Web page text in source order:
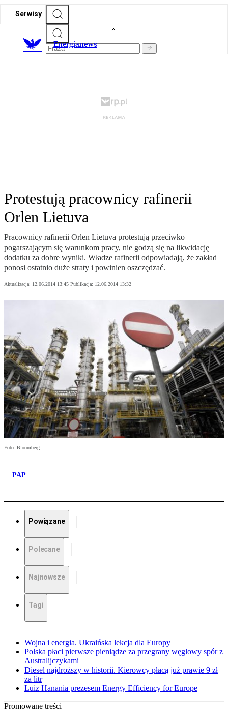
Serwisy
Energianews
Protestują pracownicy rafinerii
Orlen Lietuva
Pracownicy rafinerii Orlen Lietuva protestują przeciwko
pogarszającym się warunkom pracy, nie godzą się na likwidację
dodatku za dobre wyniki. Władze rafinerii odpowiadają, że zakład
ponosi ostatnio duże straty i powinien oszczędzać.
Aktualizacja: 12.06.2014 13:45 Publikacja: 12.06.2014 13:32
Foto: Bloomberg
PAP
Powiązane
Polecane
Najnowsze
Tagi
Wojna i energia. Ukraińska lekcja dla Europy
Polska płaci pierwsze pieniądze za przegrany węglowy spór z
Australijczykami
Diesel najdroższy w historii. Kierowcy płacą już prawie 9 zł
za litr
Luiz Hanania prezesem Energy Efficiency for Europe
Promowane treści